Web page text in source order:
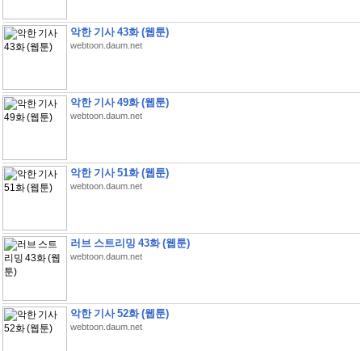
악한 기사 43화 (웹툰)
webtoon.daum.net
악한 기사 49화 (웹툰)
webtoon.daum.net
악한 기사 51화 (웹툰)
webtoon.daum.net
러브 스트리밍 43화 (웹툰)
webtoon.daum.net
악한 기사 52화 (웹툰)
webtoon.daum.net